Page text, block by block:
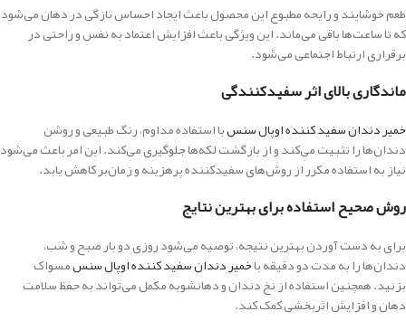
طعم خوشایند و رایحه مطبوع این محصول باعث ایجاد احساس تازگی در دهان می‌شود
که تا ساعت‌ها باقی می‌ماند. این ویژگی باعث افزایش اعتماد به نفس و راحتی در
برقراری ارتباط اجتماعی می‌شود.
ماندگاری بالای اثر سفیدکنندگی
خمیر دندان سفید کننده اوپال سنسبا استفاده مداوم، رنگ طبیعی و روشن
دندان‌ها را تثبیت می‌کند و از بازگشت لکه‌ها جلوگیری می‌کند. این امر باعث می‌شود
نیاز به استفاده مکرر از روش‌های سفیدکننده پرهزینه و زمان‌بر کاهش یابد.
روش صحیح استفاده برای بهترین نتایج
برای به دست آوردن بهترین نتیجه، توصیه می‌شود روزی دو بار صبح و شب،
دندان‌ها را به مدت دو دقیقه باخمیر دندان سفید کننده اوپال سنسمسواک
بزنید. همچنین استفاده از نخ دندان و دهانشویه مکمل می‌تواند به حفظ سلامت
دهان و افزایش اثربخشی کمک کند.